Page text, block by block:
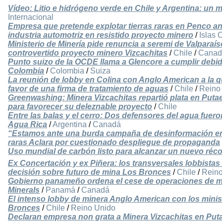
Vídeo: Litio e hidrógeno verde en Chile y Argentina: un
Internacional
Empresa que pretende explotar tierras raras en Penco
industria automotriz en resistido proyecto minero / Islas
Ministerio de Minería pide renuncia a seremi de
controvertido proyecto minero Vizcachitas / Chile /
Punto suizo de la OCDE llama a Glencore a cumplir
Colombia / Colombia / Suiza
La reunión de lobby en Colina con Anglo American a la
favor de una firma de tratamiento de aguas / Chile /
Greenwashing: Minera Vizcachitas repartió plata en
para favorecer su deleznable proyecto / Chile
Entre las balas y el cerro: Dos defensores del agua
Agua Rica /Argentina / Canadá
“Estamos ante una burda campaña de desinformación
raras Aclara por cuestionado despliegue de propaganda
Uso mundial de carbón listo para alcanzar un nuevo
Ex Concertación y ex Piñera: los transversales
decisión sobre futuro de mina Los Bronces / Chile /
Gobierno panameño ordena el cese de operaciones de
Minerals / Panamá / Canadá
El intenso lobby de minera Anglo American con los
Bronces / Chile / Reino Unido
Declaran empresa non grata a Minera Vizcachitas en